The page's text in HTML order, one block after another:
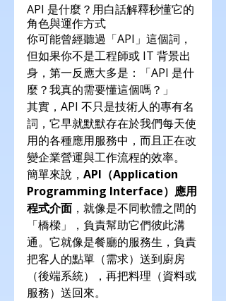
API 是什麼？用白話解釋秒懂它的
角色與運作方式
你可能曾經聽過「API」這個詞，
但如果你不是工程師或 IT 背景出
身，第一反應大多是：「API 是什
麼？我真的需要懂這個嗎？」
其實，API 不只是技術人的專有名
詞，它早就默默存在於我們每天使
用的各種應用服務中，而且正在改
變企業營運與工作流程的效率。
簡單來說， API（Application
Programming Interface）應用
程式介面 ，就像是不同軟體之間的
「橋樑」，負責幫助它們彼此溝
通。它就像是餐廳的服務生，負責
把客人的點單（需求）送到廚房
（後端系統），再把料理（資料或
服務）送回來。